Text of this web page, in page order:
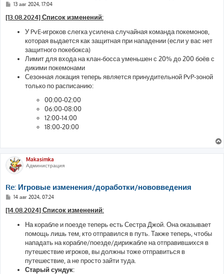
С
о
б
13 авг 2024, 17:04
[13.08.2024] Список изменений:
У PvE-игроков слегка усилена случайная команда покемонов,
которая выдается как защитная при нападении (если у вас нет
защитного покебокса)
Лимит для входа на клан-босса уменьшен с 20% до 200 боёв с
дикими покемонами
Сезонная локация теперь является принудительной PvP-зоной
только по расписанию:
00:00-02:00
06:00-08:00
12:00-14:00
18:00-20:00
Makasimka
Администрация
Re: Игровые изменения/доработки/нововведения
С
о
б
14 авг 2024, 07:24
[14.08.2024] Список изменений:
На корабле и поезде теперь есть Сестра Джой. Она оказывает
помощь лишь тем, кто отправился в путь. Также теперь, чтобы
нападать на корабле/поезде/дирижабле на отправившихся в
путешествие игроков, вы должны тоже отправиться в
путешествие, а не просто зайти туда.
Старый сундук: